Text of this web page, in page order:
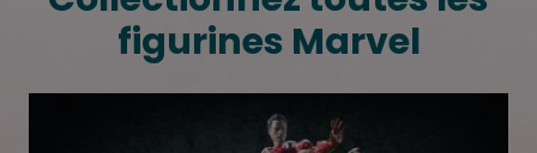
figurines Marvel